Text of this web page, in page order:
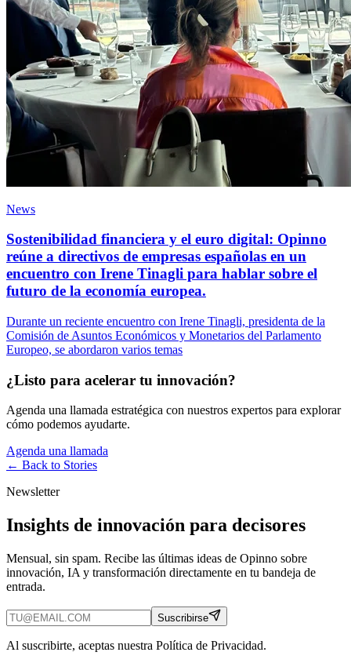
News
Sostenibilidad financiera y el euro digital: Opinno
reúne a directivos de empresas españolas en un
encuentro con Irene Tinagli para hablar sobre el
futuro de la economía europea.
Durante un reciente encuentro con Irene Tinagli, presidenta de la
Comisión de Asuntos Económicos y Monetarios del Parlamento
Europeo, se abordaron varios temas
¿Listo para acelerar tu innovación?
Agenda una llamada estratégica con nuestros expertos para explorar
cómo podemos ayudarte.
Agenda una llamada
← Back to Stories
Newsletter
Insights de innovación para decisores
Mensual, sin spam. Recibe las últimas ideas de Opinno sobre
innovación, IA y transformación directamente en tu bandeja de
entrada.
Suscribirse
Al suscribirte, aceptas nuestra Política de Privacidad.